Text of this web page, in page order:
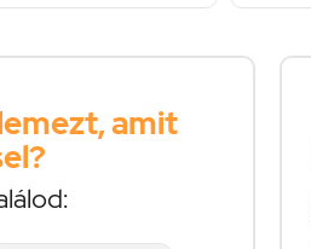
amit